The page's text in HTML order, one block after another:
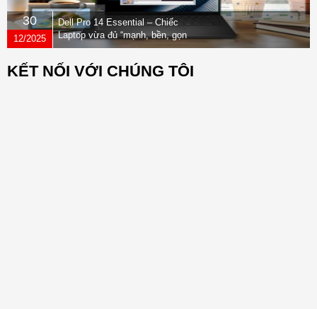
30
12/2025
Dell Pro 14 Essential – Chiếc
Laptop vừa đủ “mạnh, bền, gọn
nhẹ” dành cho dân văn phòng
KẾT NỐI VỚI CHÚNG TÔI